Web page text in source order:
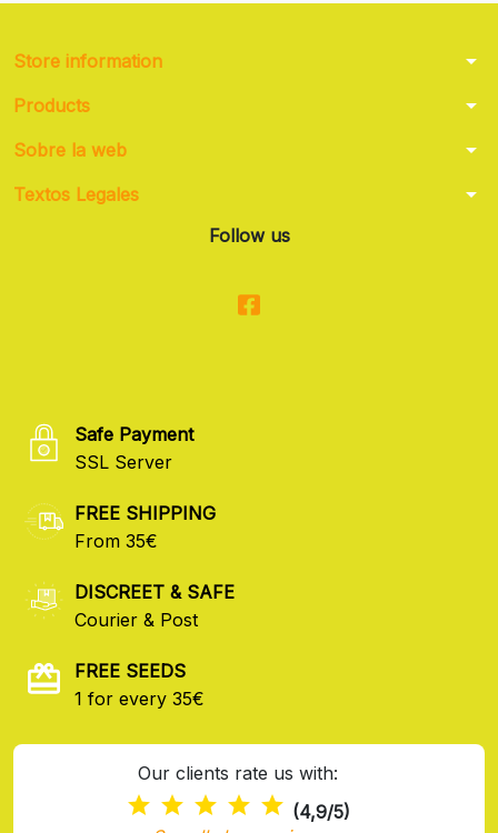
Store information arrow_drop_down
Products arrow_drop_down
Sobre la web arrow_drop_down
Textos Legales arrow_drop_down
Follow us
Safe Payment
SSL Server
FREE SHIPPING
From 35€
DISCREET & SAFE
Courier & Post
FREE SEEDS
1 for every 35€
Our clients rate us with:
(4,9/5)